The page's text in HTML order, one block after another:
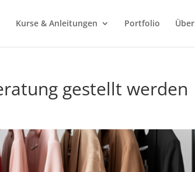
Kurse & Anleitungen Portfolio
gestellt werden